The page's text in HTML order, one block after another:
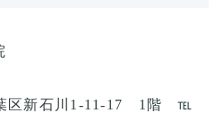
区新石川1-11-17 1階 ℡